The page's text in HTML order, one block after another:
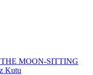
MOON-SITTING
Kutu